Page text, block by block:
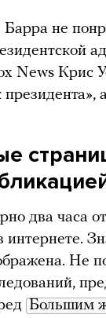
не
News Крис
президента»,
два часа
интернете.
Не
Большим